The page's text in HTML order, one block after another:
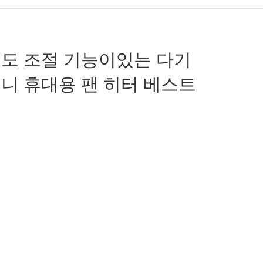
조절 기능이있는 다기
휴대용 팬 히터 베스트